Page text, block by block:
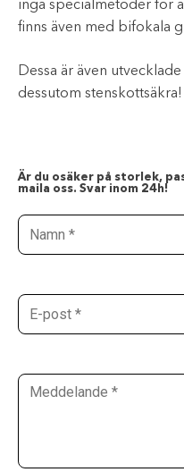
inga specialmetoder för
finns även med bifokala
Dessa är även
dessutom stenskottsäkra!
Är du osäker på storlek,
maila oss. Svar inom 24h!